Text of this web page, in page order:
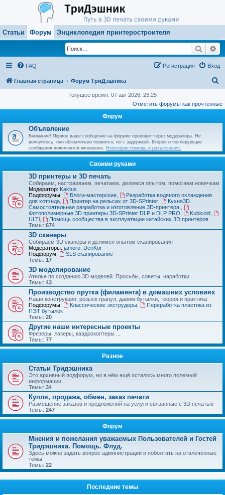
Статьи Форум Энциклопедия принтеростроителя
Поиск
FAQ Вход
Регистрация
Главная страница Форум ТриДэшника
и
Текущее время: 07 авг 2026, 23:25
Отметить форумы как прочтённые
Форум
Объявление
Внимание! Первое ваше сообщение на форуме проходит через модератора. Не
волнуйтесь, оно обязательно появится, но с задержкой. Второе и последующие
сообщения появляются мгновенно. Некоторая помощь и разъяснения.
Своими руками
3D принтеры и 3D печать
Собираем, настраиваем, печатаем, делимся опытом, помогаем новичкам
Модератор: Kaktus
Подфорумы:
Блоги-мастерские,
Разработка водяного охлаждения
для хотэнда
Принтер на рельсах от 3D-SPrinter,
Кухня3D.
Самостоятельная разработка и изготовление 3D-принтера.
Фотополимерные 3D принтеры 3D-SPrinter DLP и DLP PRO
Kubicoid,
ULTi
Помощь сообщества в эксплуатации китайских 3D принтеров
Темы: 674
3D сканеры
Собираем 3D сканеры и делимся опытом сканирования
Модераторы: jamoro DenKor
Подфорум:
SLS сканирование
Темы: 17
3D моделирование
Ателье по созданию 3D моделей. Просьбы, советы, наработки.
Темы: 43
Производство прутка (филамента) в домашних условиях
Наши конструкции, розыск гранул, давим бутылки, теория и практика
Подфорумы:
Классические экструдеры,
Переработка пластика из
ПЭТ бутылок
Темы: 20
Другие наши интересные проекты
Фрезеры, лазеры, квадрокоптеры ...
Темы: 77
Разное
Статьи Тридэшника
Это архивный подфорум, но в нём ещё осталось много полезной
информации
Темы: 34
Купля, продажа, обмен, заказ печати
Размещение заказов и предложений на услуги связанные с 3D печатью
Темы: 247
Форум
Мнения и пожелания уважаемых Пользователей и Гостей
Тридэшника. Помощь. Флуд.
Здесь можно задать вопрос администрации и поболтать на отвлечённые
темы
Темы: 22
Последние темы